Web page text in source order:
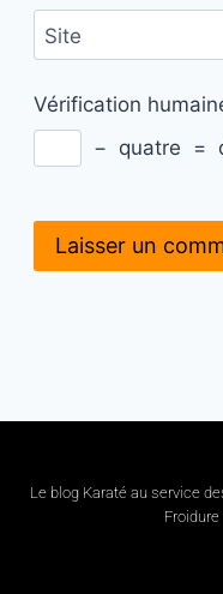
Site
Vérification
− quatre =
Le blog Karaté au service